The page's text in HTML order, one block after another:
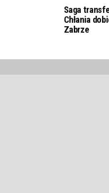
Saga
Chłania
Zabrze